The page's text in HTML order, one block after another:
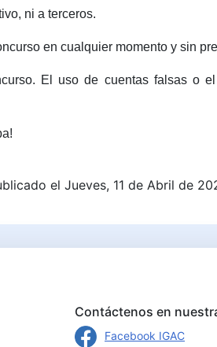
ni a terceros.
en cualquier momento y sin
El uso de cuentas falsas o
el Jueves, 11 de Abril de
Contáctenos en
Facebook IGAC